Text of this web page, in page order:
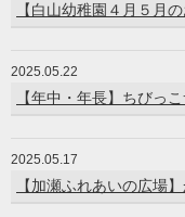
【白山幼稚園４月５月の
2025.05.22
【年中・年長】ちびっ
2025.05.17
【加瀬ふれあいの広場